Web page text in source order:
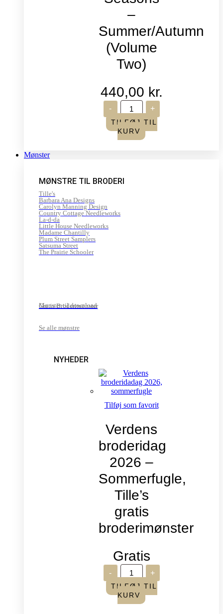
–
Summer/Autumn
(Volume
Two)
440,00 kr.
-
Life
in
Seasons
-
Summer/Autumn
+
TILFØJ TIL
KURV
Mønster
MØNSTRE TIL BRODERI
Tille's
Barbara Ana Designs
Carolyn Manning Design
Country Cottage Needleworks
La-d-da
Little House Needleworks
Madame Chantilly
Plum Street Samplers
Satsuma Street
The Prairie Schooler
Mønster til download
Gratis Broderimønster
Se alle mønstre
NYHEDER
Tilføj som favorit
Verdens
broderidag
2026 –
Sommerfugle,
Tille’s
gratis
broderimønster
Gratis
-
Verdens
broderidag
2026
-
Sommerfugle,
+
TILFØJ TIL
KURV